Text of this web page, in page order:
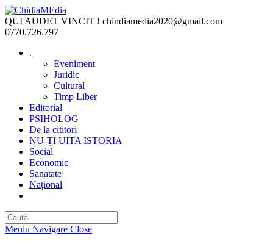
Skip
to
content
QUI AUDET VINCIT ! chindiamedia2020@gmail.com
0770.726.797
.
Eveniment
Juridic
Cultural
Timp Liber
Editorial
PSIHOLOG
De la cititori
NU-ȚI UITA ISTORIA
Social
Economic
Sanatate
Național
Meniu Navigare Close